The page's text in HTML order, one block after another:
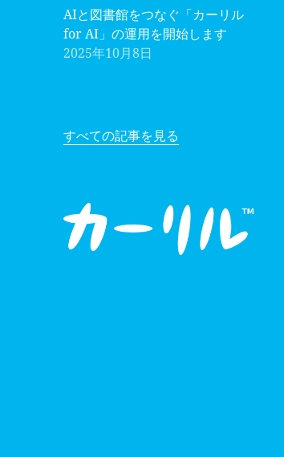
AIと図書館をつなぐ「カーリル
for AI」の運用を開始します
2025年10月8日
すべての記事を見る